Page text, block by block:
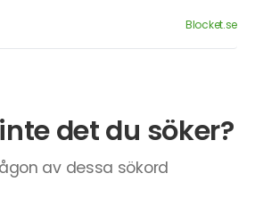
Blocket.se
det du söker?
av dessa sökord